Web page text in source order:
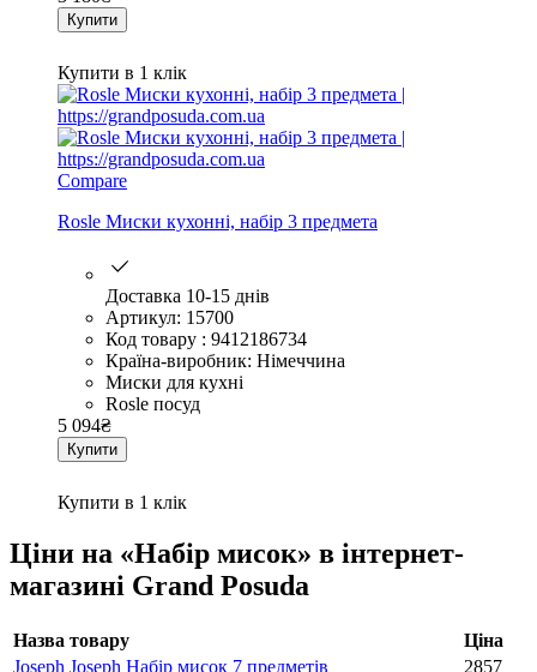
Купити
Купити в 1 клік
Compare
Rosle Миски кухонні, набір 3 предмета
Доставка 10-15 днів
Артикул: 15700
Код товару : 9412186734
Країна-виробник: Німеччина
Миски для кухні
Rosle посуд
5 094₴
Купити
Купити в 1 клік
Ціни на «Набір мисок» в інтернет-
магазині Grand Posuda
Назва товару
Ціна
Joseph Joseph Набір мисок 7 предметів
2857